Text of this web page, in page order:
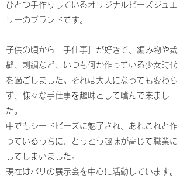
ひとつ手作りしているオリジナルビーズジュエ
リーのブランドです。
子供の頃から「手仕事」が好きで、編み物や裁
縫、刺繍など、いつも何か作っている少女時代
を過ごしました。 それは大人になっても変わら
ず、様々な手仕事を趣味として嗜んで来まし
た。
中でもシードビーズに魅了され、あれこれと作
っているうちに、とうとう趣味が高じて職業に
してしまいました。
現在はパリの展示会を中心に活動しています。